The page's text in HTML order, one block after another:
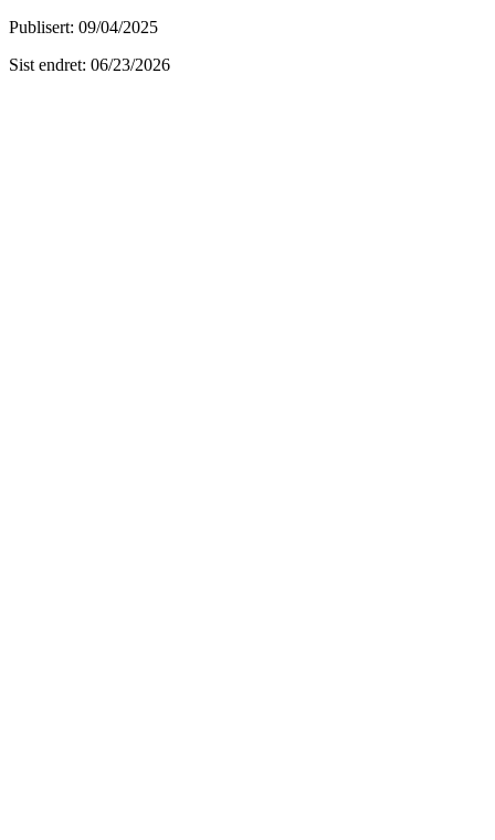
Publisert: 09/04/2025
Sist endret: 06/23/2026